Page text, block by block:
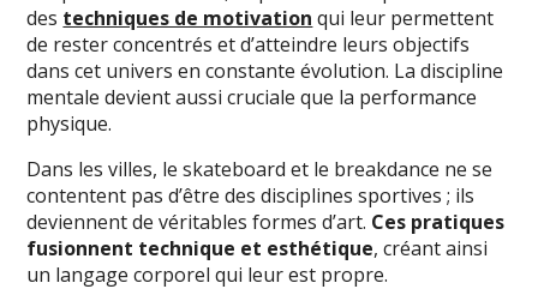
des techniques de motivation qui leur permettent
de rester concentrés et d’atteindre leurs objectifs
dans cet univers en constante évolution. La discipline
mentale devient aussi cruciale que la performance
physique.
Dans les villes, le skateboard et le breakdance ne se
contentent pas d’être des disciplines sportives ; ils
deviennent de véritables formes d’art. Ces pratiques
fusionnent technique et esthétique, créant ainsi
un langage corporel qui leur est propre.